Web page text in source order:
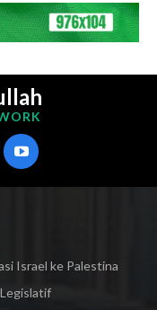
Israel ke Palestina